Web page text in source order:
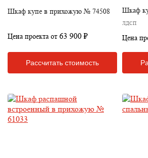
Шкаф купе в прихожую № 74508
Цена проекта от 63 900 ₽
Рассчитать стоимость
Шкаф
ЛДСП
Цена